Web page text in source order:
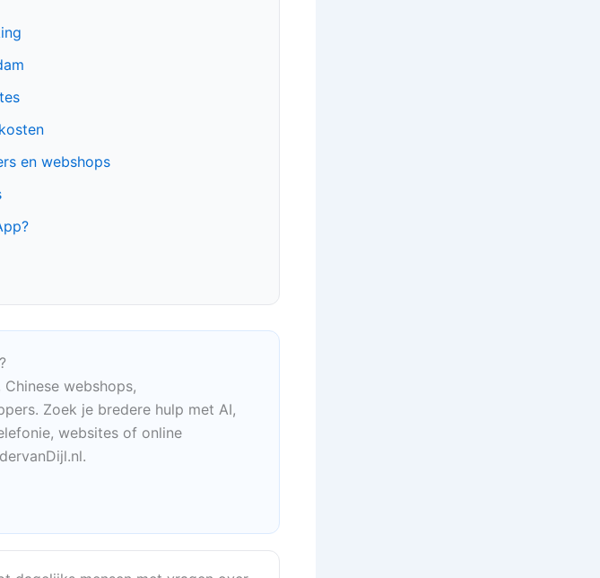
en webshops
webshops,
Zoek je bredere hulp met AI,
websites of online